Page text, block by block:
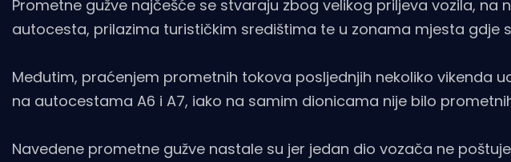
Prometne gužve najčešće se stvaraju zbog velikog priljeva vozila,
autocesta, prilazima turističkim središtima te u zonama mjesta gdje
Međutim, praćenjem prometnih tokova posljednjih nekoliko vikenda
na autocestama A6 i A7, iako na samim dionicama nije bilo
Navedene prometne gužve nastale su jer jedan dio vozača ne